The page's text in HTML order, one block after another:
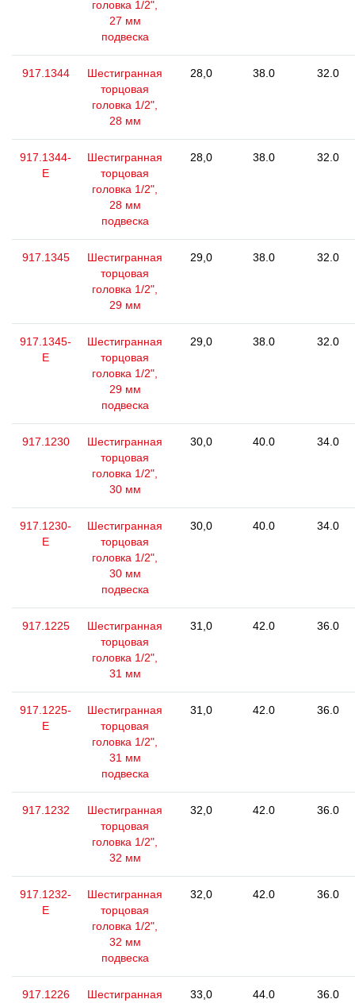
головка 1/2",
27 мм
подвеска
917.1344
Шестигранная
торцовая
головка 1/2",
28 мм
28,0 38.0 32.0
917.1344-
E
Шестигранная
торцовая
головка 1/2",
28 мм
подвеска
28,0 38.0 32.0
917.1345
Шестигранная
торцовая
головка 1/2",
29 мм
29,0 38.0 32.0
917.1345-
E
Шестигранная
торцовая
головка 1/2",
29 мм
подвеска
29,0 38.0 32.0
917.1230
Шестигранная
торцовая
головка 1/2",
30 мм
30,0 40.0 34.0
917.1230-
E
Шестигранная
торцовая
головка 1/2",
30 мм
подвеска
30,0 40.0 34.0
917.1225
Шестигранная
торцовая
головка 1/2",
31 мм
31,0 42.0 36.0
917.1225-
E
Шестигранная
торцовая
головка 1/2",
31 мм
подвеска
31,0 42.0 36.0
917.1232
Шестигранная
торцовая
головка 1/2",
32 мм
32,0 42.0 36.0
917.1232-
E
Шестигранная
торцовая
головка 1/2",
32 мм
подвеска
32,0 42.0 36.0
917.1226
Шестигранная
33,0 44.0 36.0